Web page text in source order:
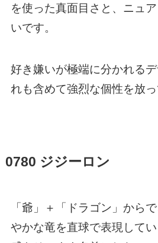
を使った真面目さと、ニュ
いです。
好き嫌いが極端に分かれる
れも含めて強烈な個性を放っ
0780 ジジーロン
「爺」＋「ドラゴン」から
やかな竜を直球で表現して